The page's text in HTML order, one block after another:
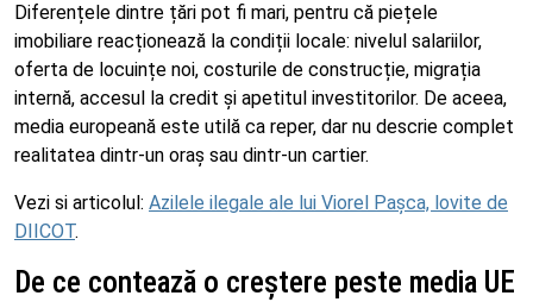
Diferențele dintre țări pot fi mari, pentru că piețele
imobiliare reacționează la condiții locale: nivelul salariilor,
oferta de locuințe noi, costurile de construcție, migrația
internă, accesul la credit și apetitul investitorilor. De aceea,
media europeană este utilă ca reper, dar nu descrie complet
realitatea dintr-un oraș sau dintr-un cartier.
Vezi si articolul: Azilele ilegale ale lui Viorel Pașca, lovite de
DIICOT.
De ce contează o creștere peste media UE